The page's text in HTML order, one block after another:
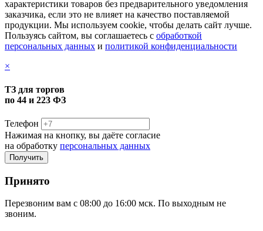
характеристики товаров без предварительного уведомления
заказчика, если это не влияет на качество поставляемой
продукции. Мы используем cookie, чтобы делать сайт лучше.
Пользуясь сайтом, вы соглашаетесь с обработкой
персональных данных и политикой конфиденциальности
×
ТЗ для торгов
по 44 и 223 ФЗ
Телефон
Нажимая на кнопку, вы даёте согласие
на обработку персональных данных
Принято
Перезвоним вам с 08:00 до 16:00 мск. По выходным не
звоним.